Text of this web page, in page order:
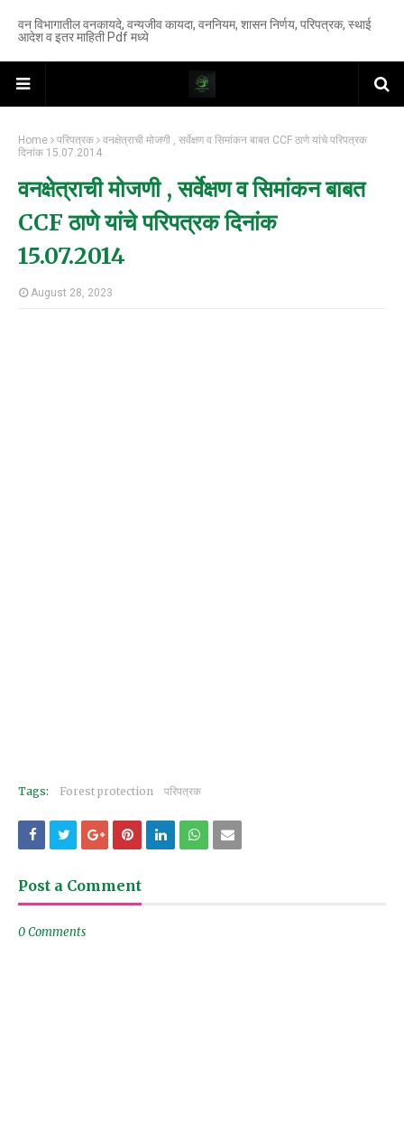
वन विभागातील वनकायदे, वन्यजीव कायदा, वननियम, शासन निर्णय, परिपत्रक, स्थाई
आदेश व इतर माहिती Pdf मध्ये
Home परिपत्रक
वनक्षेत्राची मोजणी , सर्वेक्षण व सिमांकन बाबत CCF ठाणे यांचे परिपत्रक
दिनांक 15.07.2014
वनक्षेत्राची मोजणी , सर्वेक्षण व सिमांकन बाबत
CCF ठाणे यांचे परिपत्रक दिनांक
15.07.2014
August 28, 2023
Tags: Forest protection परिपत्रक
Post a Comment
0 Comments